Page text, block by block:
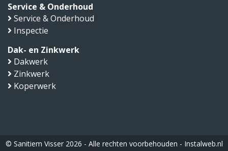
Service & Onderhoud
Service & Onderhoud
Inspectie
Dak- en Zinkwerk
Dakwerk
Zinkwerk
Koperwerk
© Sanitiem Visser 2026 - Alle rechten voorbehouden - Instalweb.nl